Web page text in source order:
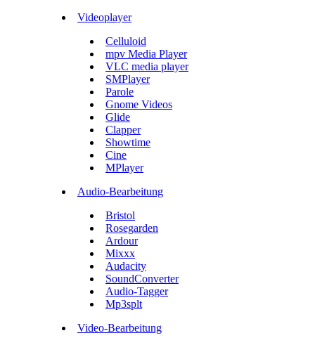
Videoplayer
Celluloid
mpv Media Player
VLC media player
SMPlayer
Parole
Gnome Videos
Glide
Clapper
Showtime
Cine
MPlayer
Audio-Bearbeitung
Bristol
Rosegarden
Ardour
Mixxx
Audacity
SoundConverter
Audio-Tagger
Mp3splt
Video-Bearbeitung